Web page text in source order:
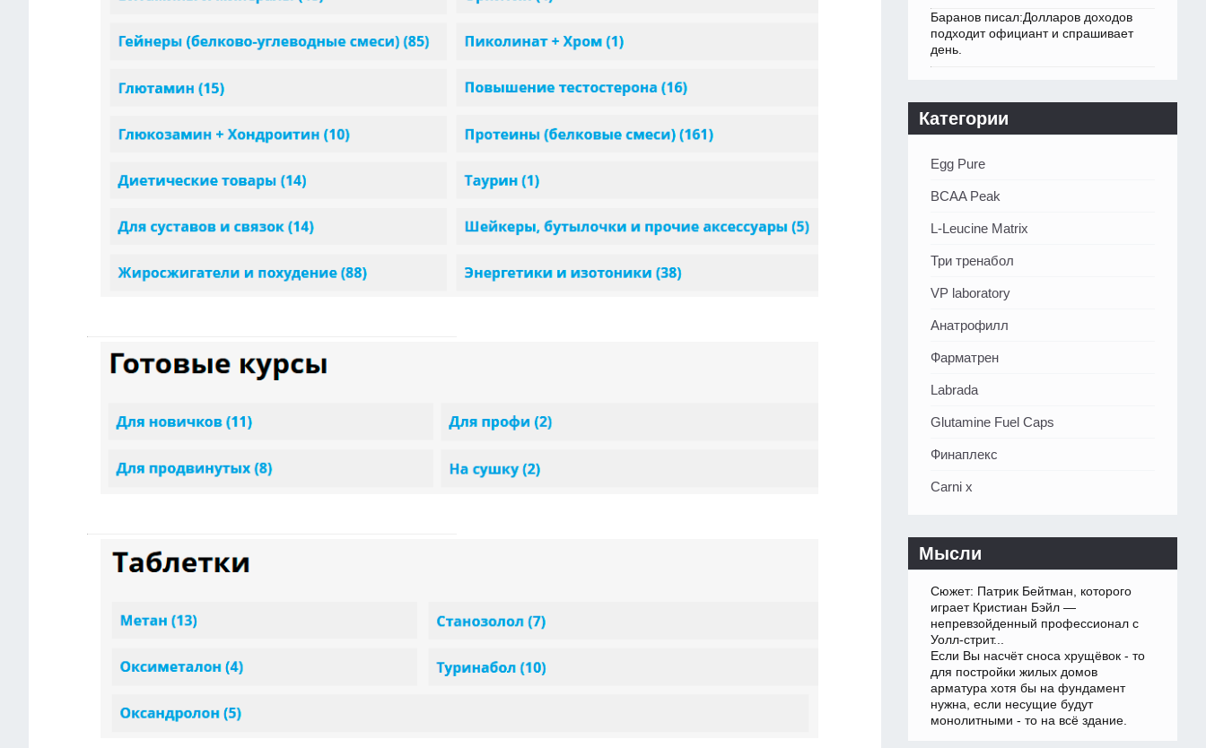
Баранов писал:Долларов доходов
подходит официант и спрашивает
день.
Категории
Egg Pure
BCAA Peak
L-Leucine Matrix
Три тренабол
VP laboratory
Анатрофилл
Фарматрен
Labrada
Glutamine Fuel Caps
Финаплекс
Carni x
Мысли
Сюжет: Патрик Бейтман, которого
играет Кристиан Бэйл —
непревзойденный профессионал с
Уолл-стрит...
Если Вы насчёт сноса хрущёвок - то
для постройки жилых домов
арматура хотя бы на фундамент
нужна, если несущие будут
монолитными - то на всё здание.